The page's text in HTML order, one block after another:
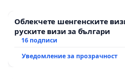
Облекчете шенгенските
руските визи за българи
16 подписи
Уведомление за прозрачност